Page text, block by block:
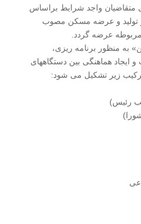
متقاضیان واجد شرایط براساس
تولید و عرضه مسکن مصوب
به منظور برنامه ریزی،
ایجاد هماهنگی بین دستگاههای
زیر تشکیل می شود:
رئیس)